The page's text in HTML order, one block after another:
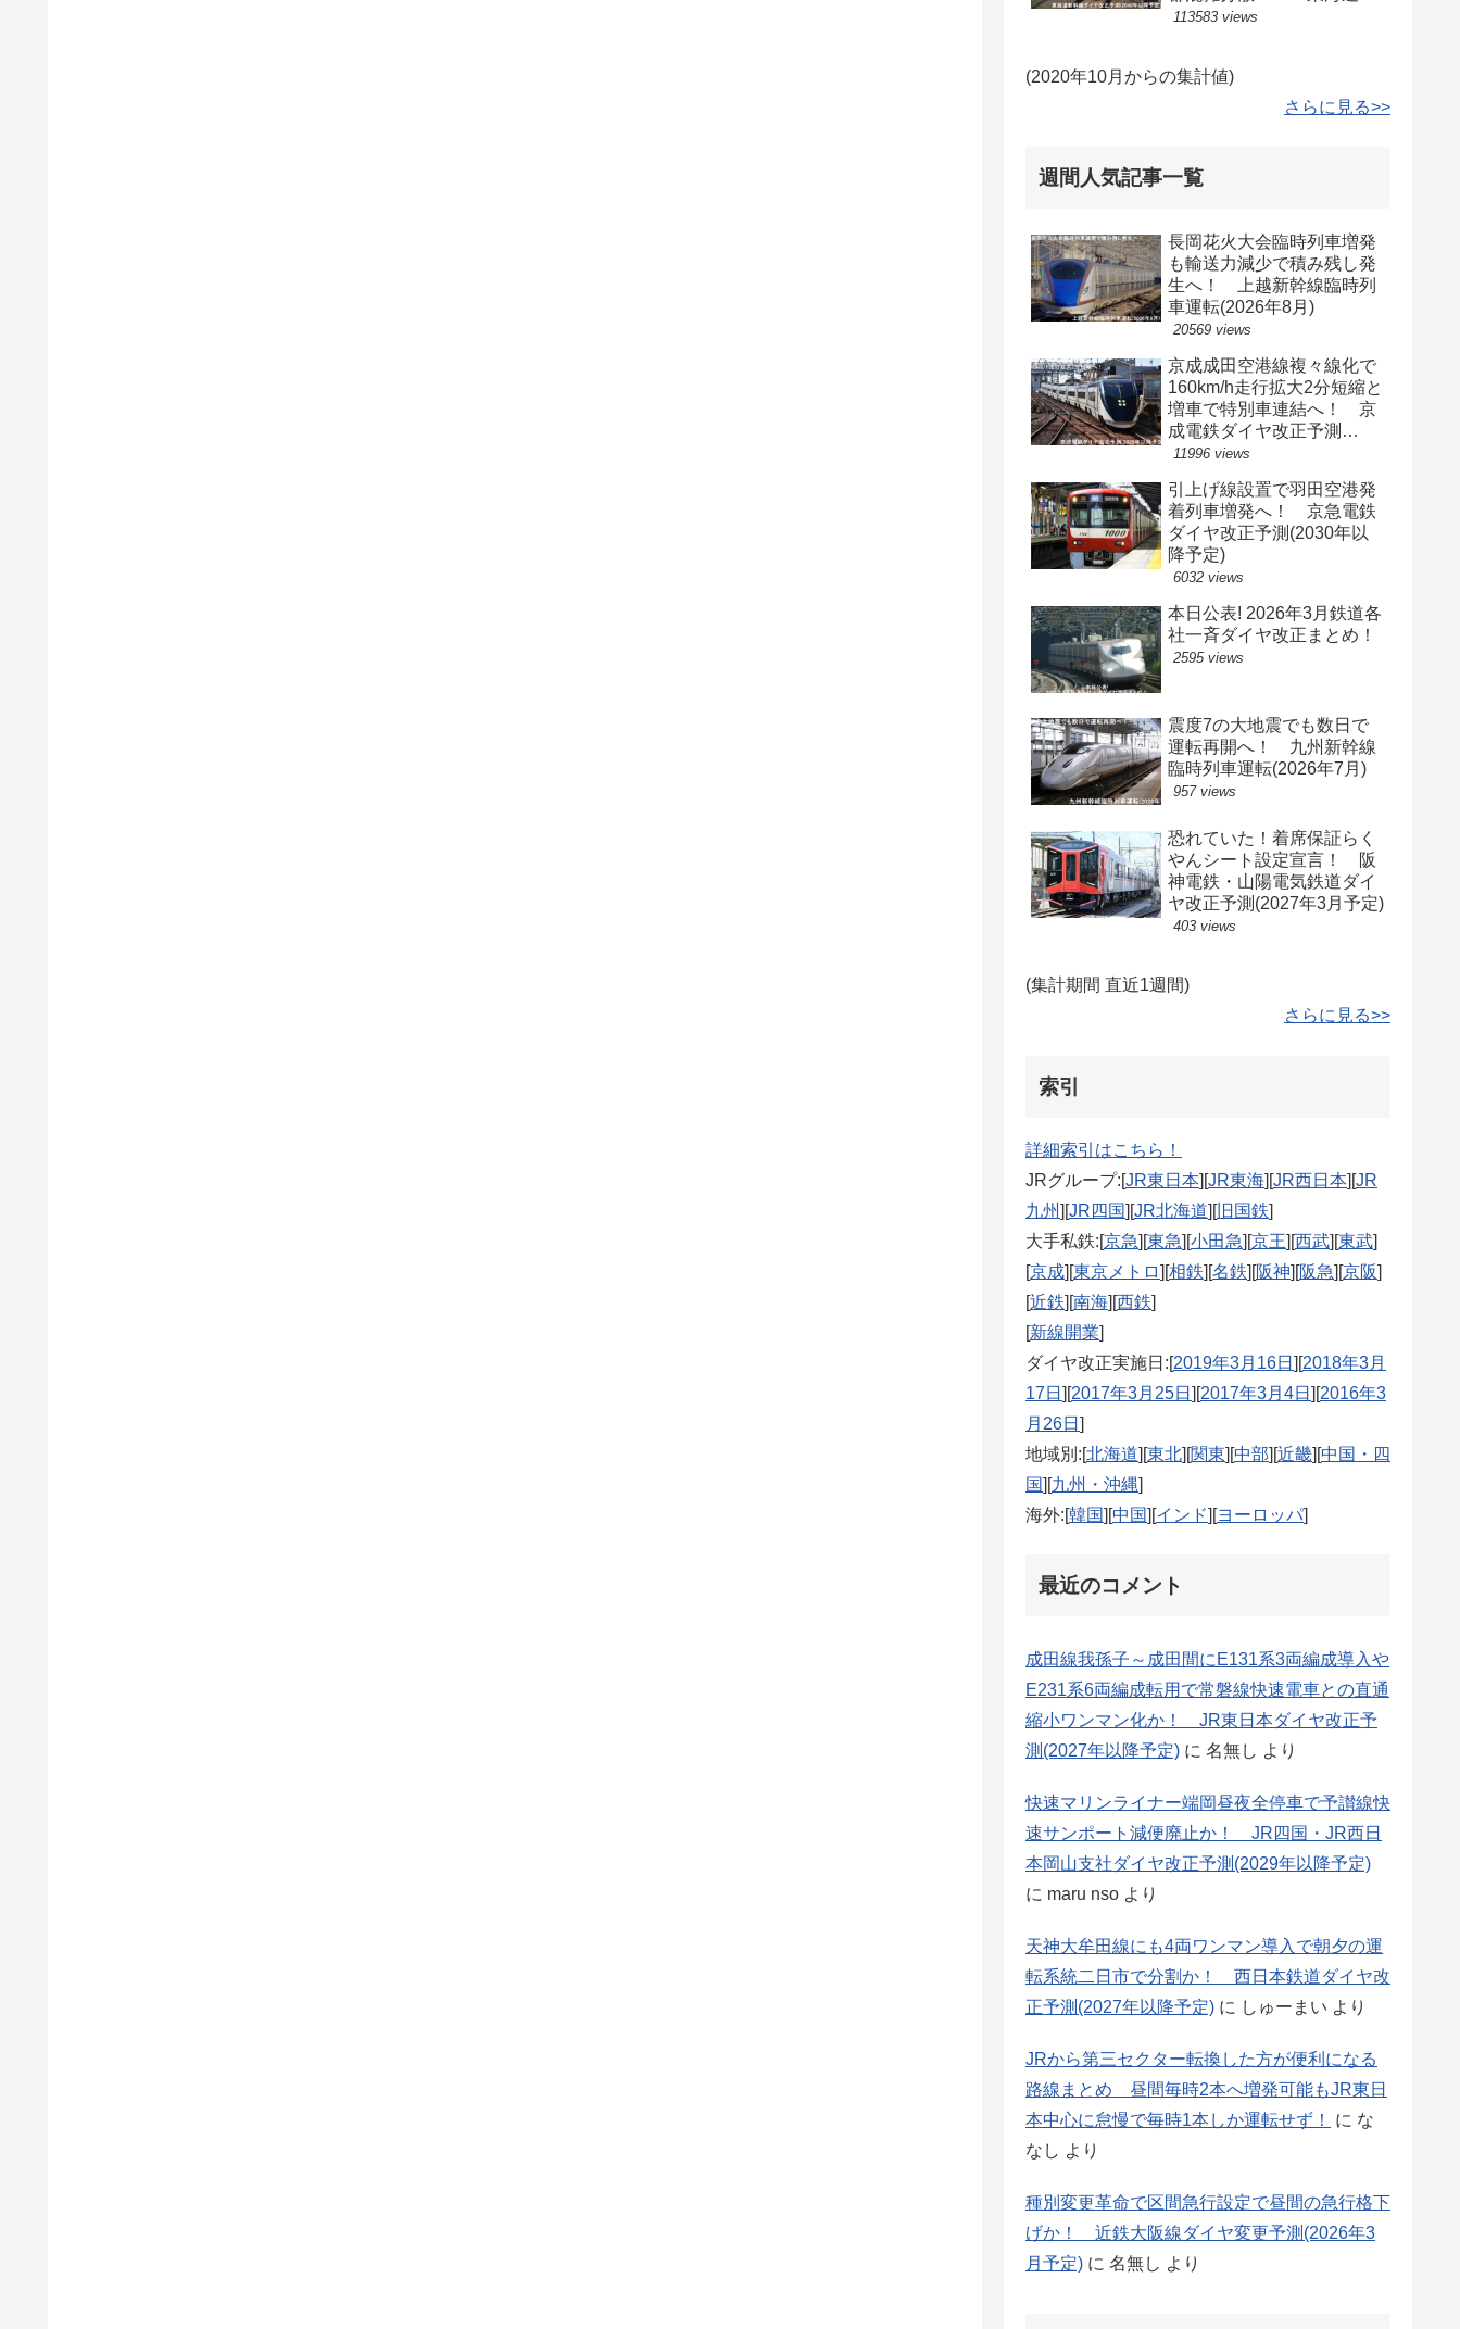
幹線ダイヤ改正予測(2040
113583 views
(2020年10月からの集計値)
さらに見る>>
週間人気記事一覧
長岡花火大会臨時列車増発
も輸送力減少で積み残し発
生へ！ 上越新幹線臨時列
車運転(2026年8月)
20569 views
京成成田空港線複々線化で
160km/h走行拡大2分短縮と
増車で特別車連結へ！ 京
成電鉄ダイヤ改正予測
(2029年以降予定)
11996 views
引上げ線設置で羽田空港発
着列車増発へ！ 京急電鉄
ダイヤ改正予測(2030年以
降予定)
6032 views
本日公表! 2026年3月鉄道各
社一斉ダイヤ改正まとめ！
2595 views
震度7の大地震でも数日で
運転再開へ！ 九州新幹線
臨時列車運転(2026年7月)
957 views
恐れていた！着席保証らく
やんシート設定宣言！ 阪
神電鉄・山陽電気鉄道ダイ
ヤ改正予測(2027年3月予定)
403 views
(集計期間 直近1週間)
さらに見る>>
索引
詳細索引はこちら！
JRグループ:[JR東日本][JR東海][JR西日本][JR
九州][JR四国][JR北海道][旧国鉄]
大手私鉄:[京急][東急][小田急][京王][西武][東武]
[京成][東京メトロ][相鉄][名鉄][阪神][阪急][京阪]
[近鉄][南海][西鉄]
[新線開業]
ダイヤ改正実施日:[2019年3月16日 ][2018年3月
17日 ][2017年3月25日 ][2017年3月4日 ][2016年3
月26日 ]
地域別:[北海道][東北][関東][中部][近畿][中国・四
国][九州・沖縄]
海外:[韓国][中国][インド][ヨーロッパ]
最近のコメント
成田線我孫子～成田間にE131系3両編成導入や
E231系6両編成転用で常磐線快速電車との直通
縮小ワンマン化か！ JR東日本ダイヤ改正予
測(2027年以降予定) に 名無し より
快速マリンライナー端岡昼夜全停車で予讃線快
速サンポート減便廃止か！ JR四国・JR西日
本岡山支社ダイヤ改正予測(2029年以降予定)
に maru nso より
天神大牟田線にも4両ワンマン導入で朝夕の運
転系統二日市で分割か！ 西日本鉄道ダイヤ改
正予測(2027年以降予定) に しゅーまい より
JRから第三セクター転換した方が便利になる
路線まとめ 昼間毎時2本へ増発可能もJR東日
本中心に怠慢で毎時1本しか運転せず！
に な
なし より
種別変更革命で区間急行設定で昼間の急行格下
げか！ 近鉄大阪線ダイヤ変更予測(2026年3
月予定) に 名無し より